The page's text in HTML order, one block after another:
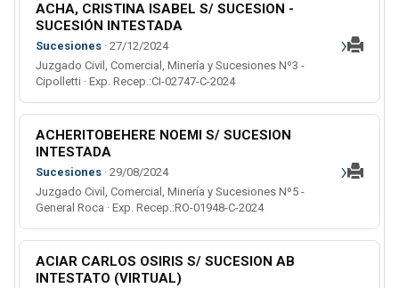
ACHA, CRISTINA ISABEL S/ SUCESION -
SUCESIÓN INTESTADA
Sucesiones · 27/12/2024
Juzgado Civil, Comercial, Minería y Sucesiones Nº3 -
Cipolletti · Exp. Recep.:CI-02747-C-2024
›
ACHERITOBEHERE NOEMI S/ SUCESION
INTESTADA
Sucesiones · 29/08/2024
Juzgado Civil, Comercial, Minería y Sucesiones Nº5 -
General Roca · Exp. Recep.:RO-01948-C-2024
›
ACIAR CARLOS OSIRIS S/ SUCESION AB
INTESTATO (VIRTUAL)